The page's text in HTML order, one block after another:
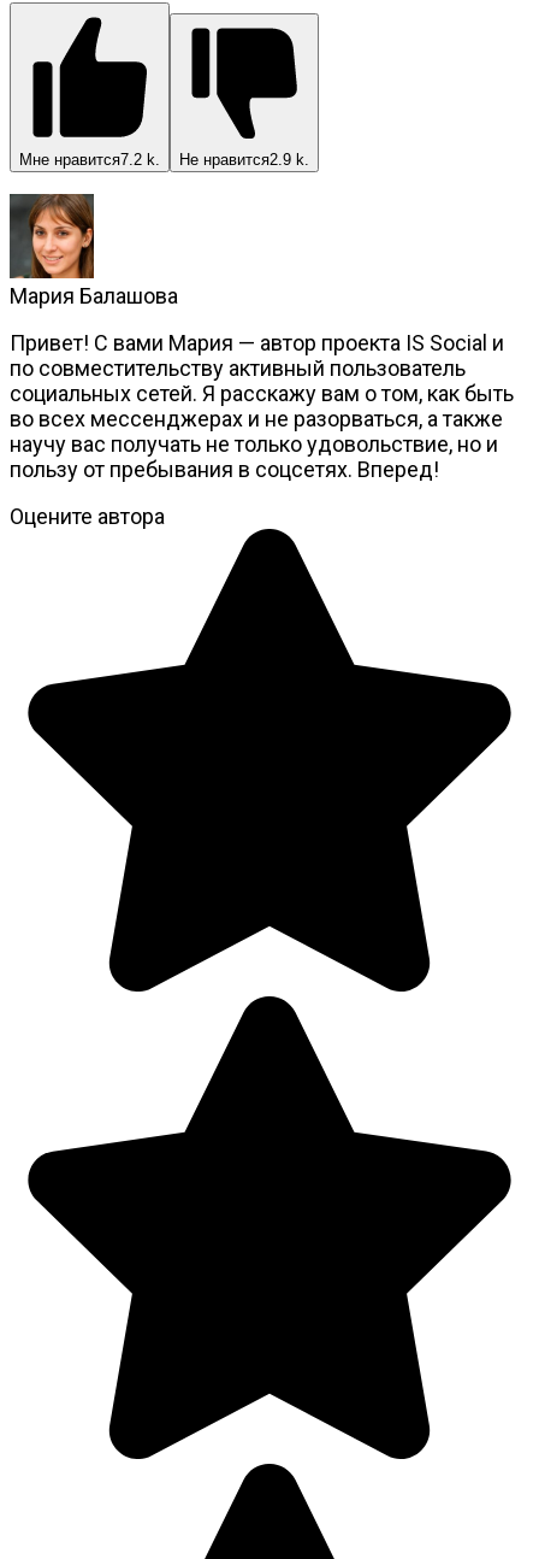
Мне нравится7.2 k. Не нравится2.9 k.
Мария Балашова
Привет! С вами Мария — автор проекта IS Social и
по совместительству активный пользователь
социальных сетей. Я расскажу вам о том, как быть
во всех мессенджерах и не разорваться, а также
научу вас получать не только удовольствие, но и
пользу от пребывания в соцсетях. Вперед!
Оцените автора